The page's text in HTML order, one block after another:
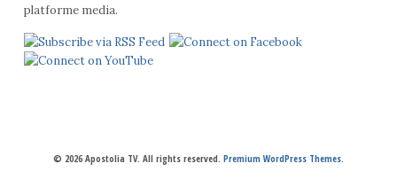
platforme media.
© 2026 Apostolia TV. All rights reserved. Premium WordPress Themes.